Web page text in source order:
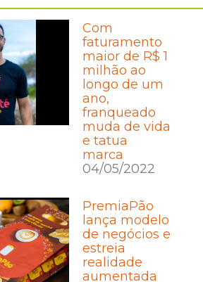
Com
faturamento
maior de R$ 1
milhão ao
longo de um
ano,
franqueado
muda de vida
e tatua
marca
04/05/2022
PremiaPão
lança modelo
de negócios e
estreia
realidade
aumentada